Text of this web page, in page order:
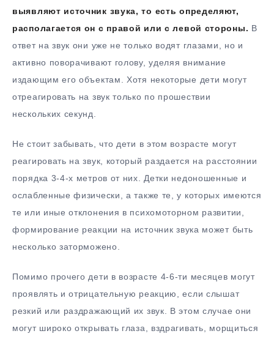
выявляют источник звука, то есть определяют,
располагается он с правой или с левой стороны. В
ответ на звук они уже не только водят глазами, но и
активно поворачивают голову, уделяя внимание
издающим его объектам. Хотя некоторые дети могут
отреагировать на звук только по прошествии
нескольких секунд.
Не стоит забывать, что дети в этом возрасте могут
реагировать на звук, который раздается на расстоянии
порядка 3-4-х метров от них. Детки недоношенные и
ослабленные физически, а также те, у которых имеются
те или иные отклонения в психомоторном развитии,
формирование реакции на источник звука может быть
несколько заторможено.
Помимо прочего дети в возрасте 4-6-ти месяцев могут
проявлять и отрицательную реакцию, если слышат
резкий или раздражающий их звук. В этом случае они
могут широко открывать глаза, вздрагивать, морщиться